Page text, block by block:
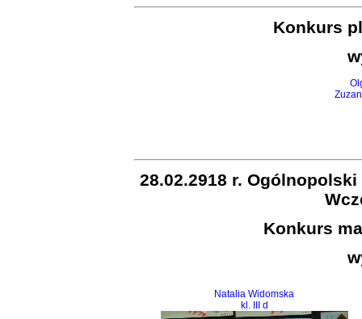
Konkurs
28.02.2918 r.
Konkurs
Natalia Widomska
kl. III d